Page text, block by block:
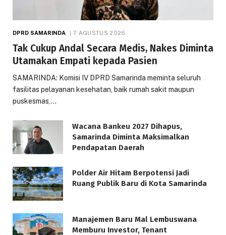
DPRD SAMARINDA 7 AGUSTUS 2026
Tak Cukup Andal Secara Medis, Nakes Diminta
Utamakan Empati kepada Pasien
SAMARINDA: Komisi IV DPRD Samarinda meminta seluruh
fasilitas pelayanan kesehatan, baik rumah sakit maupun
puskesmas,…
Wacana Bankeu 2027 Dihapus,
Samarinda Diminta Maksimalkan
Pendapatan Daerah
Polder Air Hitam Berpotensi Jadi
Ruang Publik Baru di Kota Samarinda
Manajemen Baru Mal Lembuswana
Memburu Investor, Tenant